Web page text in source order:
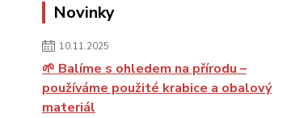
Novinky
10.11.2025
🌱 Balíme s ohledem na přírodu –
používáme použité krabice a obalový
materiál